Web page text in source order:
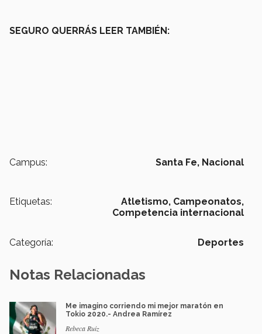
SEGURO QUERRÁS LEER TAMBIÉN:
Campus: Santa Fe, Nacional
Etiquetas: Atletismo, Campeonatos,
Competencia internacional
Categoría: Deportes
Notas Relacionadas
Me imagino corriendo mi mejor maratón en
Tokio 2020.- Andrea Ramírez
Rebeca Ruiz